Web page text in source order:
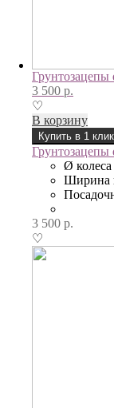
3 500 р.
♡
В корзину
Купить в 1 клик
Ø
Ширина
3 500 р.
♡